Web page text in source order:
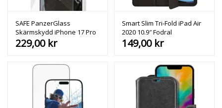
SAFE PanzerGlass
Skärmskydd iPhone 17 Pro
Max
229,00 kr
Smart Slim Tri-Fold iPad Air
2020 10.9″ Fodral
149,00 kr